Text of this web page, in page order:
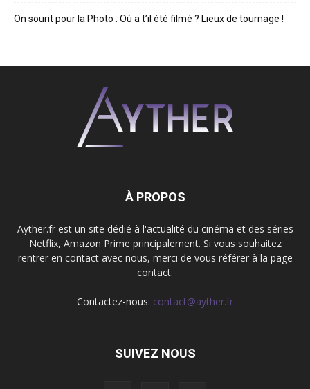
On sourit pour la Photo : Où a t’il été filmé ? Lieux de tournage !
À PROPOS
Ayther.fr est un site dédié à l'actualité du cinéma et des séries
Netflix, Amazon Prime principalement. Si vous souhaitez
rentrer en contact avec nous, merci de vous référer à la page
contact.
Contactez-nous: contact@ayther.fr
SUIVEZ NOUS